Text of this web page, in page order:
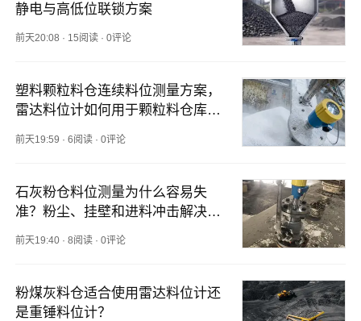
静电与高低位联锁方案
前天20:08 · 15阅读 ·0评论
塑料颗粒料仓连续料位测量方案，
雷达料位计如何用于颗粒料仓库存
前天19:59 ·6阅读 ·0评论
石灰粉仓料位测量为什么容易失
准？粉尘、挂壁和进料冲击解决方
前天19:40 ·8阅读 ·0评论
粉煤灰料仓适合使用雷达料位计还
是重锤料位计？